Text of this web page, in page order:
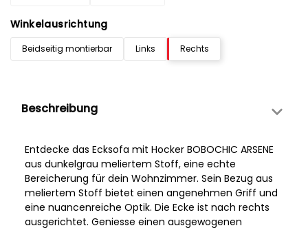
Winkelausrichtung
Beidseitig montierbar Links Rechts
Beschreibung
Entdecke das Ecksofa mit Hocker BOBOCHIC ARSENE
aus dunkelgrau meliertem Stoff, eine echte
Bereicherung für dein Wohnzimmer. Sein Bezug aus
meliertem Stoff bietet einen angenehmen Griff und
eine nuancenreiche Optik. Die Ecke ist nach rechts
ausgerichtet. Geniesse einen ausgewogenen